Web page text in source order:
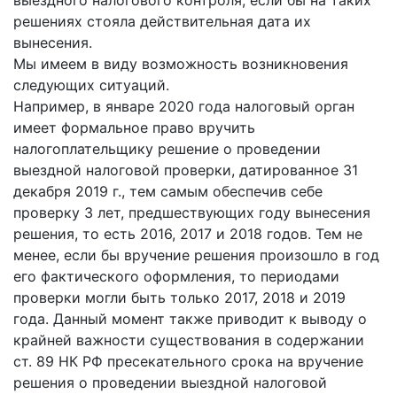
решениях стояла действительная дата их
вынесения.
Мы имеем в виду возможность возникновения
следующих ситуаций.
Например, в январе 2020 года налоговый орган
имеет формальное право вручить
налогоплательщику решение о проведении
выездной налоговой проверки, датированное 31
декабря 2019 г., тем самым обеспечив себе
проверку 3 лет, предшествующих году вынесения
решения, то есть 2016, 2017 и 2018 годов. Тем не
менее, если бы вручение решения произошло в год
его фактического оформления, то периодами
проверки могли быть только 2017, 2018 и 2019
года. Данный момент также приводит к выводу о
крайней важности существования в содержании
ст. 89 НК РФ пресекательного срока на вручение
решения о проведении выездной налоговой